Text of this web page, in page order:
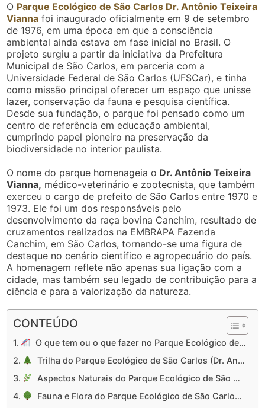
O Parque Ecológico de São Carlos Dr. Antônio Teixeira
Vianna foi inaugurado oficialmente em 9 de setembro
de 1976, em uma época em que a consciência
ambiental ainda estava em fase inicial no Brasil. O
projeto surgiu a partir da iniciativa da Prefeitura
Municipal de São Carlos, em parceria com a
Universidade Federal de São Carlos (UFSCar), e tinha
como missão principal oferecer um espaço que unisse
lazer, conservação da fauna e pesquisa científica.
Desde sua fundação, o parque foi pensado como um
centro de referência em educação ambiental,
cumprindo papel pioneiro na preservação da
biodiversidade no interior paulista.
O nome do parque homenageia o Dr. Antônio Teixeira
Vianna, médico-veterinário e zootecnista, que também
exerceu o cargo de prefeito de São Carlos entre 1970 e
1973. Ele foi um dos responsáveis pelo
desenvolvimento da raça bovina Canchim, resultado de
cruzamentos realizados na EMBRAPA Fazenda
Canchim, em São Carlos, tornando-se uma figura de
destaque no cenário científico e agropecuário do país.
A homenagem reflete não apenas sua ligação com a
cidade, mas também seu legado de contribuição para a
ciência e para a valorização da natureza.
CONTEÚDO
O que tem ou o que fazer no Parque Ecológico de São Carlos (Dr. Antônio Teixeira Vianna)
Trilha do Parque Ecológico de São Carlos (Dr. Antônio Teixeira Vianna)
Aspectos Naturais do Parque Ecológico de São Carlos (Dr. Antônio Teixeira Vianna)
Fauna e Flora do Parque Ecológico de São Carlos (Dr. Antônio Teixeira Vianna)